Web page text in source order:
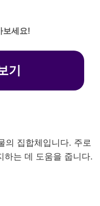
보세요!
기
의 집합체입니다. 주로
하는 데 도움을 줍니다.